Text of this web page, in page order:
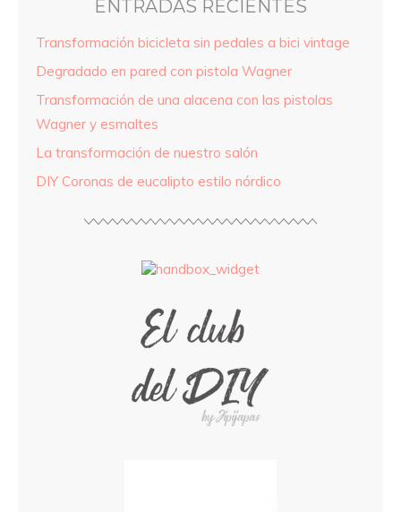
ENTRADAS RECIENTES
Transformación bicicleta sin pedales a bici vintage
Degradado en pared con pistola Wagner
Transformación de una alacena con las pistolas
Wagner y esmaltes
La transformación de nuestro salón
DIY Coronas de eucalipto estilo nórdico